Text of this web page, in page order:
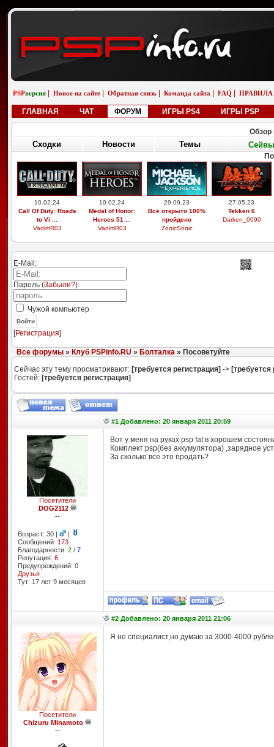
PSPверсия Новое на сайте Обратная связь Команда сайта FAQ ПРАВИЛА
ГЛАВНАЯ ЧАТ ФОРУМ ИГРЫ PS4 ИГРЫ PSP
Обзор
Сходки Новости Темы Сейвы
10.02.24
Call Of Duty: Roads
to Vi ...
VadimR03
10.02.24
Medal of Honor:
Heroes 51 ...
VadimR03
29.09.23
Всё открыто 100%
пройдено
ZonicSonic
27.05.23
Tekken 6
Darken_0090
E-Mail:
Пароль (Забыли?):
Чужой компьютер
Войти
[Регистрация]
Все форумы» Клуб PSPinfo.RU » Болталка» Посоветуйте
Сейчас эту тему просматривают: [требуется регистрация] -> [требуется
Гостей: [требуется регистрация]
#1 Добавлено: 20 января 2011 20:59
Посетители
DOG2112
--
Возраст: 30 |
|
Сообщений: 173
Благодарности: 2/ 7
Репутация: 6
Предупреждений: 0
Друзья
Тут: 17 лет 9 месяцев
Вот у меня на руках psp fat в хорошем
Комплект:psp(без аккумулятора) ,зарядное
За сколько все это продать?
#2 Добавлено: 20 января 2011 21:06
Посетители
Chizuru Minamoto
--
Я не специалист,но думаю за 3000-4000